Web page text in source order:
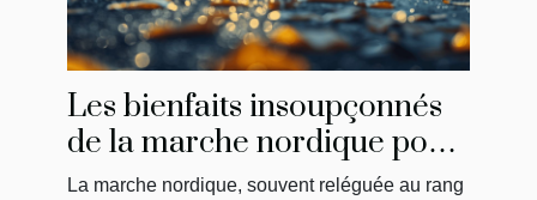
Les bienfaits insoupçonnés
de la marche nordique pour
le corps et l'esprit
La marche nordique, souvent reléguée au rang